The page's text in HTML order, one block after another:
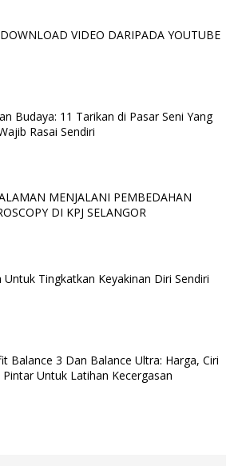
VIDEO DARIPADA YOUTUBE
Budaya: 11 Tarikan di Pasar Seni Yang
Rasai Sendiri
MENJALANI PEMBEDAHAN
DI KPJ SELANGOR
Untuk Tingkatkan Keyakinan Diri Sendiri
Balance 3 Dan Balance Ultra: Harga, Ciri
Pintar Untuk Latihan Kecergasan